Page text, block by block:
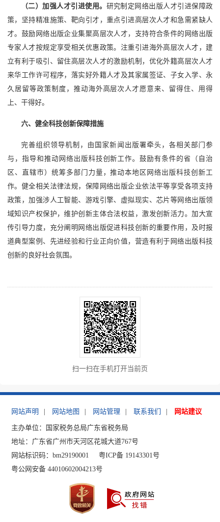
（二）加强人才引进使用。 研究制定网络出版人才引进保障政
策，坚持精准施策、靶向引才，重点引进高层次人才和急需紧缺人
才。鼓励网络出版企业集聚高层次人才，支持符合条件的网络出版
专家人才按规定享受相关优惠政策。注重引进海外高层次人才，建
立有利于吸引、留住高层次人才的激励机制，优化外籍高层次人才
来华工作许可程序，落实好外籍人才及其家属签证、子女入学、永
久居留等政策制度，推动海外高层次人才愿意来、留得住、用得
上、干得好。
六、健全科技创新保障措施
完善组织领导机制，由国家新闻出版署牵头，各相关部门参
与，指导和推动网络出版科技创新工作。鼓励有条件的省（自治
区、直辖市）统筹多部门力量，推动本地区网络出版科技创新工
作。健全相关法律法规，保障网络出版企业依法平等享受各项支持
政策，加强涉人工智能、游戏引擎、虚拟现实、芯片等网络出版领
域知识产权保护，维护创新主体合法权益，激发创新活力。加大宣
传引导力度，充分阐明网络出版促进科技创新的重要作用，及时报
道典型案例、先进经验和行业正向价值，营造有利于网络出版科技
创新的良好社会氛围。
扫一扫在手机打开当前页
网站声明 网站地图 网站管理 联系我们 网站建议
主办单位：国家税务总局广东省税务局
地址：广东省广州市天河区花城大道767号
网站标识码：bm29190001
粤ICP备 19143301号
粤公网安备 44010602004213号